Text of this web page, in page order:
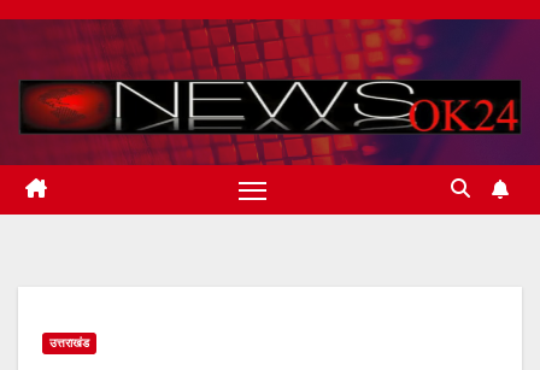
Skip
content
उत्तराखंड